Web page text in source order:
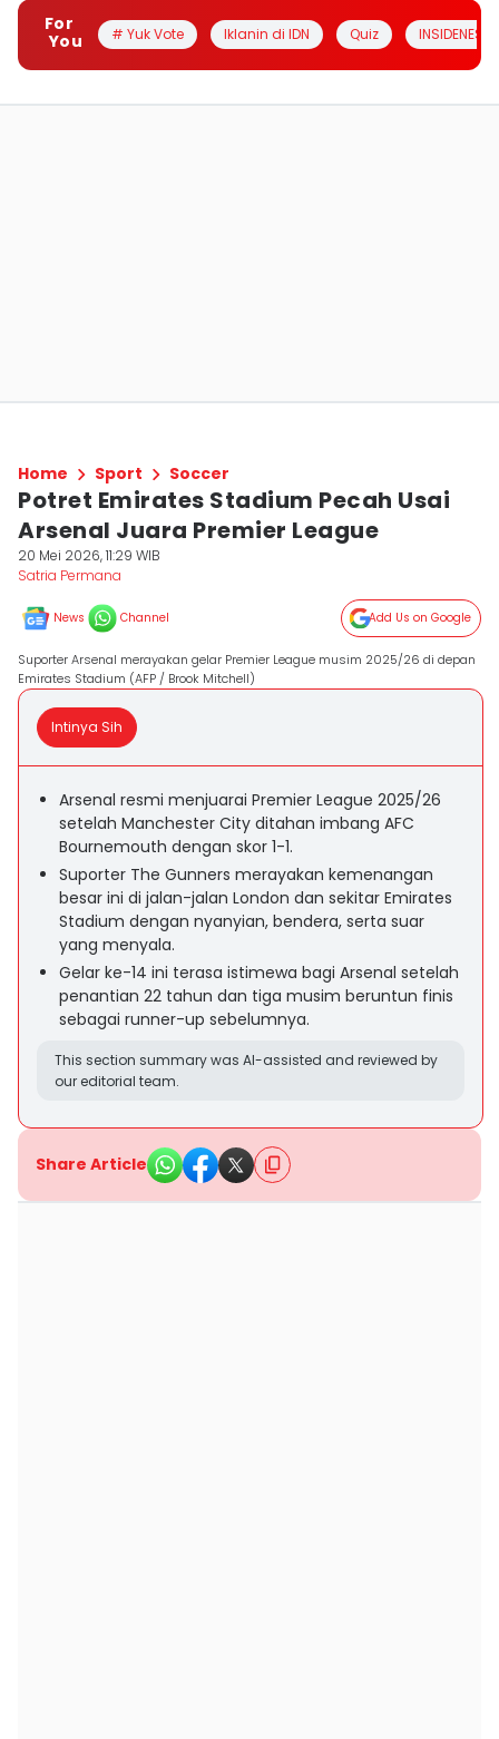
For
You
# Yuk Vote Iklanin di IDN Quiz INSIDENESIA
Home Sport Soccer
Potret Emirates Stadium Pecah Usai
Arsenal Juara Premier League
20 Mei 2026, 11:29 WIB
Satria Permana
News Channel Add Us on Google
Suporter Arsenal merayakan gelar Premier League musim 2025/26 di depan
Emirates Stadium (AFP / Brook Mitchell)
Intinya Sih
Arsenal resmi menjuarai Premier League 2025/26
setelah Manchester City ditahan imbang AFC
Bournemouth dengan skor 1-1.
Suporter The Gunners merayakan kemenangan
besar ini di jalan-jalan London dan sekitar Emirates
Stadium dengan nyanyian, bendera, serta suar
yang menyala.
Gelar ke-14 ini terasa istimewa bagi Arsenal setelah
penantian 22 tahun dan tiga musim beruntun finis
sebagai runner-up sebelumnya.
This section summary was AI-assisted and reviewed by
our editorial team.
Share Article